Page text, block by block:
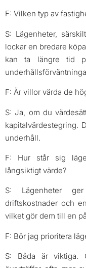
F: Vilken typ av
S: Lägenheter,
lockar en bredare
kan ta längre tid
F: Är villor värda de
S: Ja, om du
kapitalvärdestegring.
underhåll.
F: Hur står sig
långsiktigt värde?
S: Lägenheter ger
driftskostnader och
vilket gör dem till en
F: Bör jag prioritera
S: Båda är viktiga.